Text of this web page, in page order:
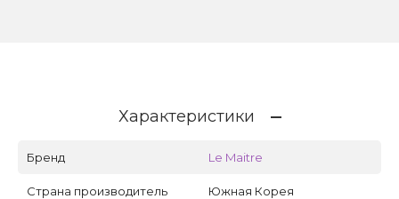
Характеристики
Бренд Le Maitre
Страна производитель Южная Корея